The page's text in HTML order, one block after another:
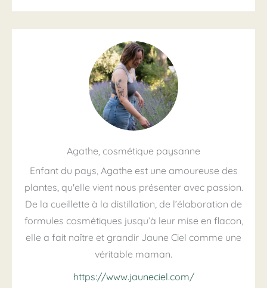
Agathe, cosmétique paysanne
Enfant du pays, Agathe est une amoureuse des
plantes, qu'elle vient nous présenter avec passion.
De la cueillette à la distillation, de l’élaboration de
formules cosmétiques jusqu’à leur mise en flacon,
elle a fait naître et grandir Jaune Ciel comme une
véritable maman.
https://www.jauneciel.com/